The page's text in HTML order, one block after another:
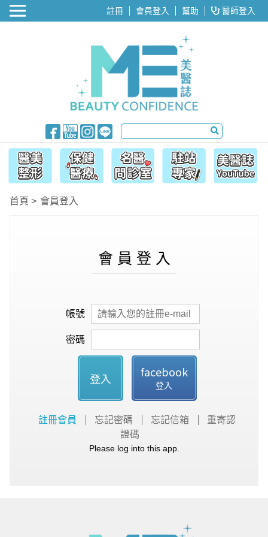
醫美整形 註冊 會員登入 幫助 醫師登入
首頁 會員登入
會 員 登 入
帳號
密碼
登入 facebook
登入
註冊會員 忘記密碼 忘記信箱
重寄認
證碼
Please log into this app.